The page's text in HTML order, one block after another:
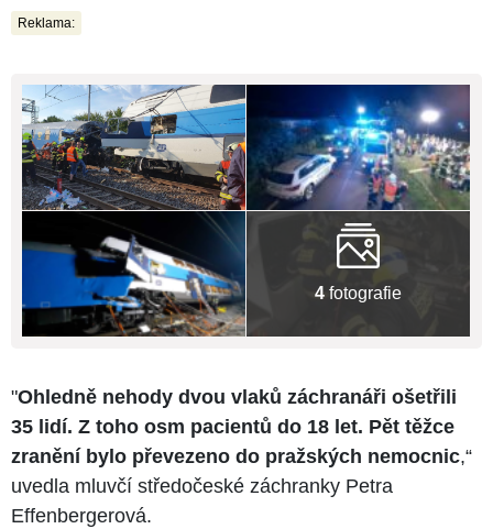
Reklama:
4 fotografie
"Ohledně nehody dvou vlaků záchranáři ošetřili
35 lidí. Z toho osm pacientů do 18 let. Pět těžce
zranění bylo převezeno do pražských nemocnic,“
uvedla mluvčí středočeské záchranky Petra
Effenbergerová.